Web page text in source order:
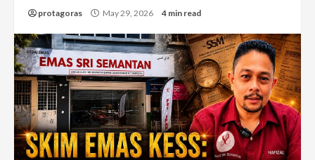
protagoras May 29, 2026 4 min read